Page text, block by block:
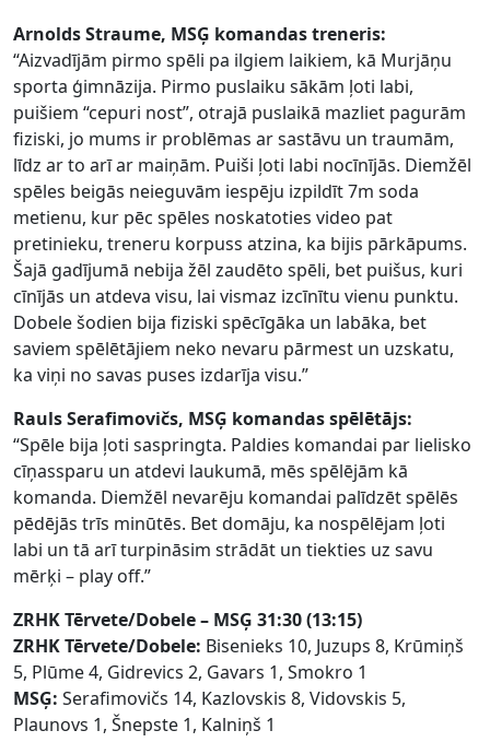
Arnolds Straume, MSĢ komandas treneris:
“Aizvadījām pirmo spēli pa ilgiem laikiem, kā Murjāņu
sporta ģimnāzija. Pirmo puslaiku sākām ļoti labi,
puišiem “cepuri nost”, otrajā puslaikā mazliet pagurām
fiziski, jo mums ir problēmas ar sastāvu un traumām,
līdz ar to arī ar maiņām. Puiši ļoti labi nocīnījās. Diemžēl
spēles beigās neieguvām iespēju izpildīt 7m soda
metienu, kur pēc spēles noskatoties video pat
pretinieku, treneru korpuss atzina, ka bijis pārkāpums.
Šajā gadījumā nebija žēl zaudēto spēli, bet puišus, kuri
cīnījās un atdeva visu, lai vismaz izcīnītu vienu punktu.
Dobele šodien bija fiziski spēcīgāka un labāka, bet
saviem spēlētājiem neko nevaru pārmest un uzskatu,
ka viņi no savas puses izdarīja visu.”
Rauls Serafimovičs, MSĢ komandas spēlētājs:
“Spēle bija ļoti saspringta. Paldies komandai par lielisko
cīņassparu un atdevi laukumā, mēs spēlējām kā
komanda. Diemžēl nevarēju komandai palīdzēt spēlēs
pēdējās trīs minūtēs. Bet domāju, ka nospēlējam ļoti
labi un tā arī turpināsim strādāt un tiekties uz savu
mērķi – play off.”
ZRHK Tērvete/Dobele– MSĢ 31:30 (13:15)
ZRHK Tērvete/Dobele: Bisenieks 10, Juzups 8, Krūmiņš
5, Plūme 4, Gidrevics 2, Gavars 1, Smokro 1
MSĢ: Serafimovičs 14, Kazlovskis 8, Vidovskis 5,
Plaunovs 1, Šnepste 1, Kalniņš 1